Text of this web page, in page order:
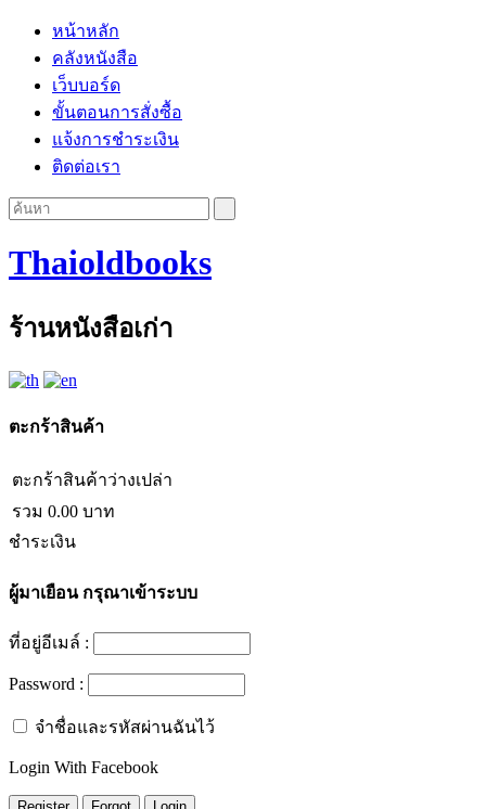
หน้าหลัก
คลังหนังสือ
เว็บบอร์ด
ขั้นตอนการสั่งซื้อ
แจ้งการชำระเงิน
ติดต่อเรา
Thaioldbooks
ร้านหนังสือเก่า
ตะกร้าสินค้า
ตะกร้าสินค้าว่างเปล่า
รวม 0.00 บาท
ชำระเงิน
ผู้มาเยือนกรุณาเข้าระบบ
ที่อยู่อีเมล์ :
Password :
จำชื่อและรหัสผ่านฉันไว้
Login With Facebook